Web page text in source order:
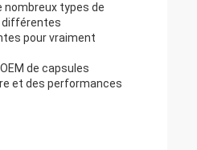
nombreux types de
différentes
pour vraiment
de capsules
et des performances